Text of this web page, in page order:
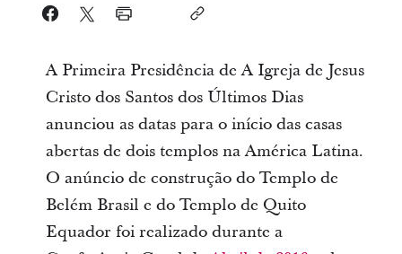
A Primeira Presidência de A Igreja de Jesus
Cristo dos Santos dos Últimos Dias
anunciou as datas para o início das casas
abertas de dois templos na América Latina.
O anúncio de construção do Templo de
Belém Brasil e do Templo de Quito
Equador foi realizado durante a